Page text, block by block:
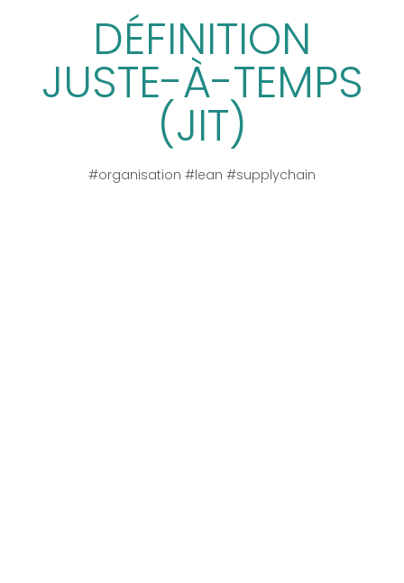
DÉFINITION
JUSTE-À-TEMPS
(JIT)
#organisation #lean #supplychain